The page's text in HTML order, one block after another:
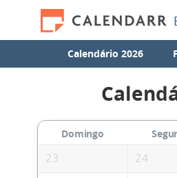
Calendário 2026
Domingo
23
24